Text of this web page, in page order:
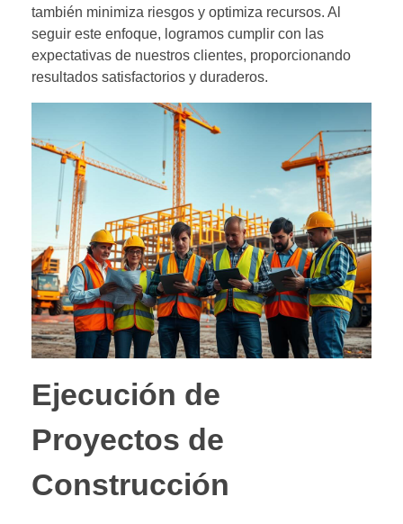
también minimiza riesgos y optimiza recursos. Al
seguir este enfoque, logramos cumplir con las
expectativas de nuestros clientes, proporcionando
resultados satisfactorios y duraderos.
Ejecución de
Proyectos de
Construcción